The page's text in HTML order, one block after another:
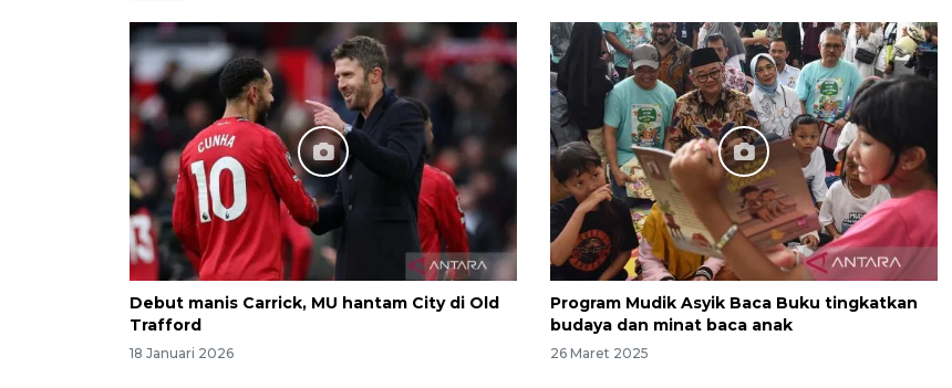
Debut manis Carrick, MU hantam City di Old
Trafford
18 Januari 2026
Program Mudik Asyik Baca Buku tingkatkan
budaya dan minat baca anak
26 Maret 2025